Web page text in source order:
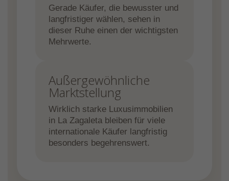
Gerade Käufer, die bewusster und
langfristiger wählen, sehen in
dieser Ruhe einen der wichtigsten
Mehrwerte.
Außergewöhnliche
Marktstellung
Wirklich starke Luxusimmobilien
in La Zagaleta bleiben für viele
internationale Käufer langfristig
besonders begehrenswert.